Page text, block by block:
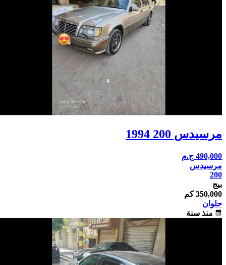
مرسيدس 200 1994
490,000 ج.م
مرسيدس
200
بيج
350,000 كم
حلوان
calendar_month منذ سنة